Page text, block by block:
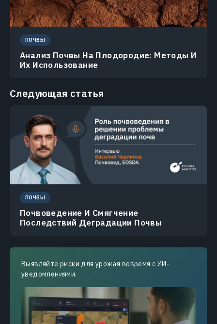
ПОЧВЫ
Анализ Почвы На Плодородие: Методы И
Их Использование
Следующая статья
ПОЧВЫ
Почвоведение И Смягчение
Последствий Деградации Почвы
Выявляйте риски для урожая вовремя с ИИ-
уведомлениями.